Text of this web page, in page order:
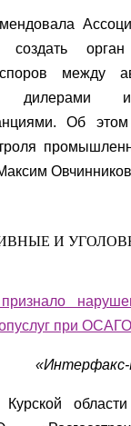
создать
между
дилерами
Об этом
И
при ОСАГО
«Интерфакс-
области